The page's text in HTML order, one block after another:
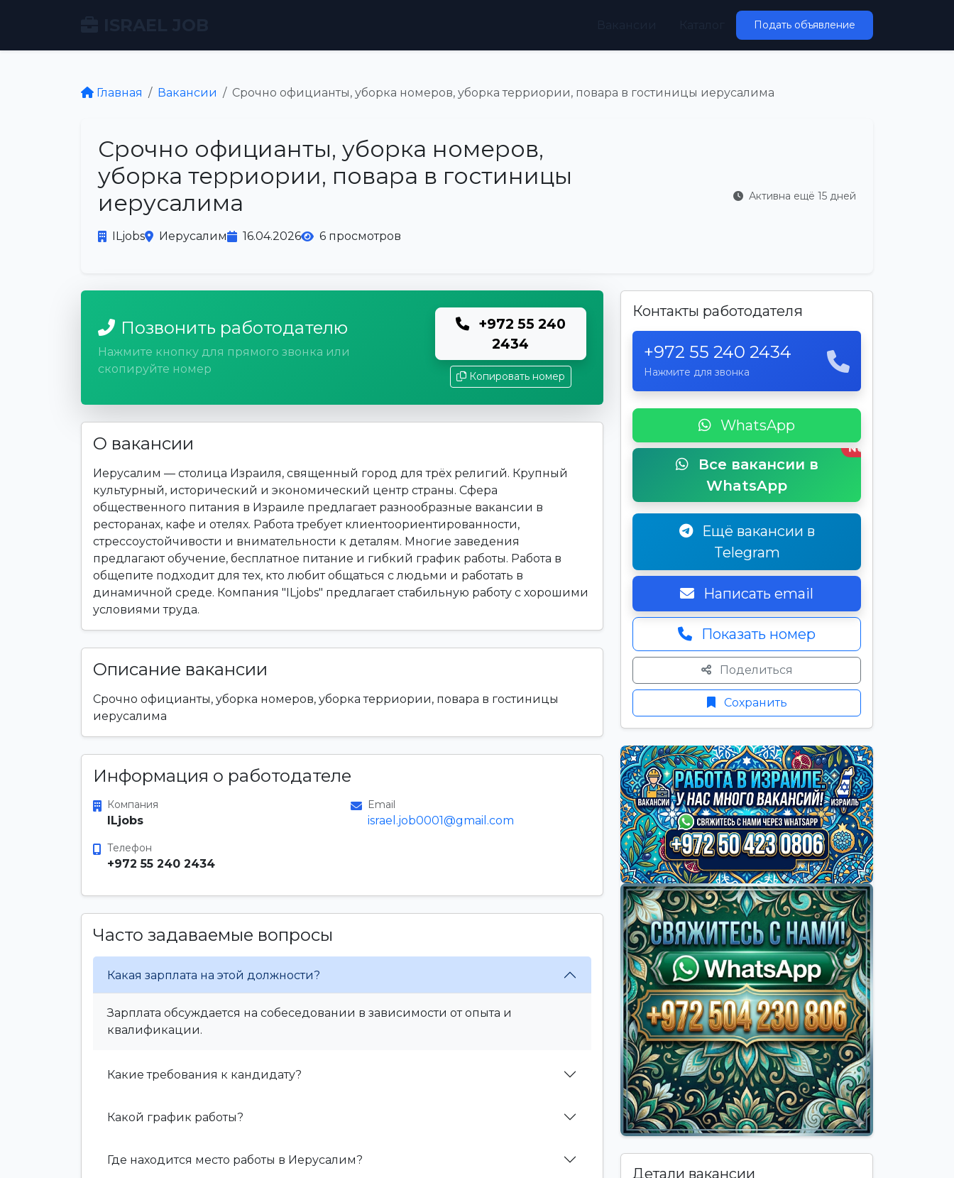
Подать объявление
Главная Вакансии Срочно официанты, уборка номеров, уборка терриории, повара в гостиницы иерусалима
Срочно официанты, уборка номеров,
уборка терриории, повара в гостиницы
иерусалима
ILjobs Иерусалим 16.04.2026 6 просмотров
Активна ещё 15 дней
Позвонить работодателю
Нажмите кнопку для прямого звонка или
скопируйте номер
+972 55 240
2434
Копировать номер
О вакансии
Иерусалим — столица Израиля, священный город для трёх религий. Крупный
культурный, исторический и экономический центр страны. Сфера
общественного питания в Израиле предлагает разнообразные вакансии в
ресторанах, кафе и отелях. Работа требует клиентоориентированности,
стрессоустойчивости и внимательности к деталям. Многие заведения
предлагают обучение, бесплатное питание и гибкий график работы. Работа в
общепите подходит для тех, кто любит общаться с людьми и работать в
динамичной среде. Компания "ILjobs" предлагает стабильную работу с хорошими
условиями труда.
Описание вакансии
Срочно официанты, уборка номеров, уборка терриории, повара в гостиницы
иерусалима
Информация о работодателе
Компания
ILjobs
Email
israel.job0001@gmail.com
Телефон
+972 55 240 2434
Часто задаваемые вопросы
Какая зарплата на этой должности?
Зарплата обсуждается на собеседовании в зависимости от опыта и
квалификации.
Какие требования к кандидату?
Какой график работы?
Где находится место работы в Иерусалим?
Контакты работодателя
+972 55 240 2434
Нажмите для звонка
WhatsApp
Все вакансии в
WhatsApp
New
Ещё вакансии в
Telegram
Написать email
Показать номер
Поделиться
Сохранить
Детали вакансии